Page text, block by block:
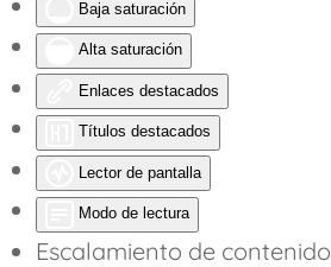
Baja saturación
Alta saturación
Enlaces destacados
Títulos destacados
Lector de pantalla
Modo de lectura
Escalamiento de contenido